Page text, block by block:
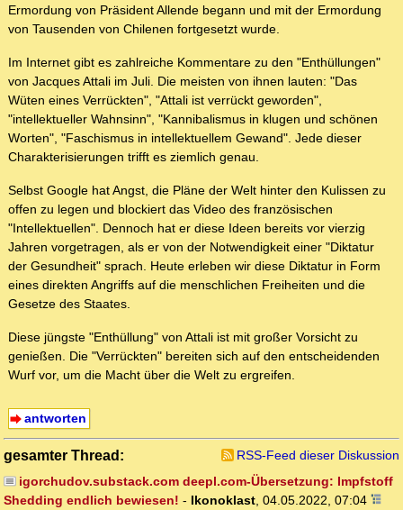
Ermordung von Präsident Allende begann und mit der Ermordung
von Tausenden von Chilenen fortgesetzt wurde.
Im Internet gibt es zahlreiche Kommentare zu den "Enthüllungen"
von Jacques Attali im Juli. Die meisten von ihnen lauten: "Das
Wüten eines Verrückten", "Attali ist verrückt geworden",
"intellektueller Wahnsinn", "Kannibalismus in klugen und schönen
Worten", "Faschismus in intellektuellem Gewand". Jede dieser
Charakterisierungen trifft es ziemlich genau.
Selbst Google hat Angst, die Pläne der Welt hinter den Kulissen zu
offen zu legen und blockiert das Video des französischen
"Intellektuellen". Dennoch hat er diese Ideen bereits vor vierzig
Jahren vorgetragen, als er von der Notwendigkeit einer "Diktatur
der Gesundheit" sprach. Heute erleben wir diese Diktatur in Form
eines direkten Angriffs auf die menschlichen Freiheiten und die
Gesetze des Staates.
Diese jüngste "Enthüllung" von Attali ist mit großer Vorsicht zu
genießen. Die "Verrückten" bereiten sich auf den entscheidenden
Wurf vor, um die Macht über die Welt zu ergreifen.
antworten
gesamter Thread:
RSS-Feed dieser Diskussion
igorchudov.substack.com deepl.com-Übersetzung: Impfstoff
Shedding endlich bewiesen! - Ikonoklast, 04.05.2022, 07:04